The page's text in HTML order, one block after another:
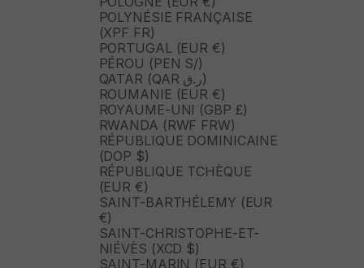
POLYNÉSIE FRANÇAISE
(XPF FR)
PORTUGAL (EUR €)
PÉROU (PEN S/)
QATAR (QAR ر.ق)
ROUMANIE (EUR €)
ROYAUME-UNI (GBP £)
RWANDA (RWF FRW)
RÉPUBLIQUE DOMINICAINE
(DOP $)
RÉPUBLIQUE TCHÈQUE
(EUR €)
SAINT-BARTHÉLEMY (EUR
€)
SAINT-CHRISTOPHE-ET-
NIÉVÈS (XCD $)
SAINT-MARIN (EUR €)